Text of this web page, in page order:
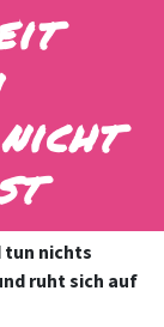
tun nichts
ruht sich auf